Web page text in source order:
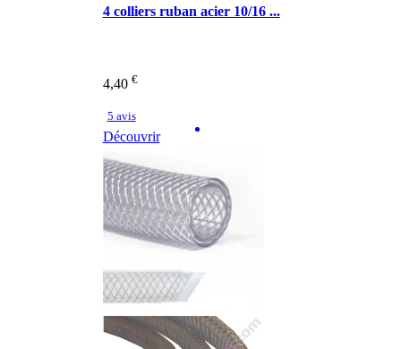
4 colliers ruban acier 10/16 ...
4,40 €
5 avis
Découvrir